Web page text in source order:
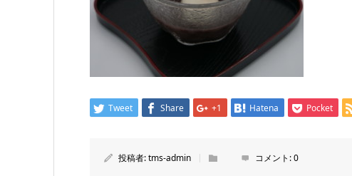
Tweet Share +1 Hatena Pocket
投稿者:tms-admin コメント:0